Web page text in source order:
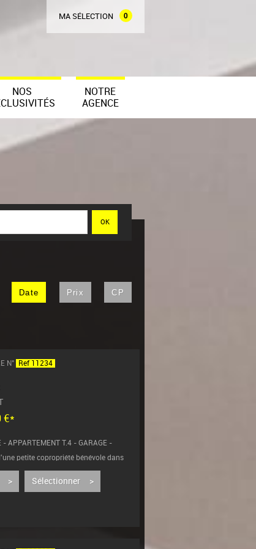
MA SÉLECTION 0
NOS
NOTRE
AGENCE
Date Prix CP
N° Ref 11234
€*
- APPARTEMENT T.4 - GARAGE -
petite copropriété bénévole dans
cadre de...
> Sélectionner >